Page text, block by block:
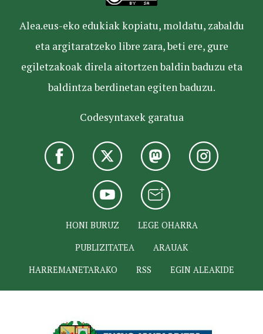
Alea.eus-eko edukiak kopiatu, moldatu, zabaldu
eta argitaratzeko libre zara, beti ere, gure
egiletzakoak direla aitortzen baldin baduzu eta
baldintza berdinetan egiten baduzu.
Codesyntaxek garatua
HONI BURUZ
LEGE OHARRA
PUBLIZITATEA
ARAUAK
HARREMANETARAKO
RSS EGIN ALEAKIDE